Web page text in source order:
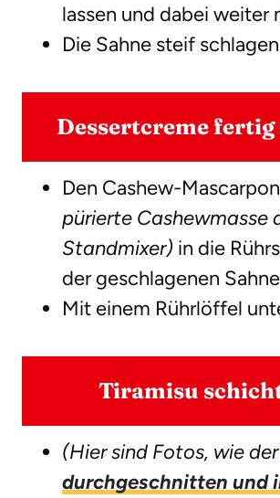
lassen und dabei weiter
Die Sahne steif
Dessertcreme fertig
Den Cashew-
pürierte Cashewmasse
Standmixer) in die
der geschlagenen
Mit einem Rührlöffel
Tiramisu
(Hier sind Fotos, wie der
durchgeschnitten und